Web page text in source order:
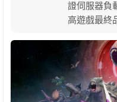
證伺服器負
高遊戲最終